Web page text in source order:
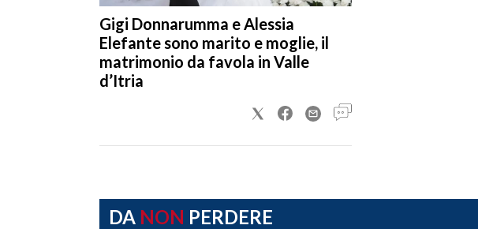
Gigi Donnarumma e Alessia
Elefante sono marito e moglie, il
matrimonio da favola in Valle
d’Itria
DA NON PERDERE